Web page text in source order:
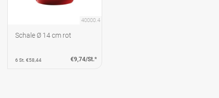
40000.4
Schale Ø 14 cm rot
6 St. €58,44 €9,74/St.*